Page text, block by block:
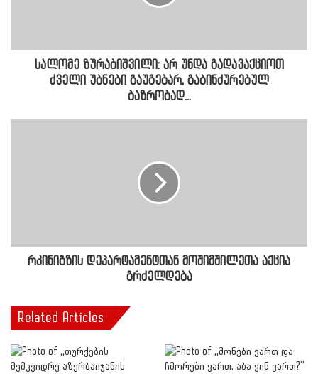
სალომე ზურაბიშვილი: არ უნდა გადავაქციოთ
ძველი უბნები გაუგებარ, გაბინძურებულ
ბაზრობად...
რკინიგზის დეპარტამენტთან მოშიმშილეთა აქცია
გრძელდება
Related Articles